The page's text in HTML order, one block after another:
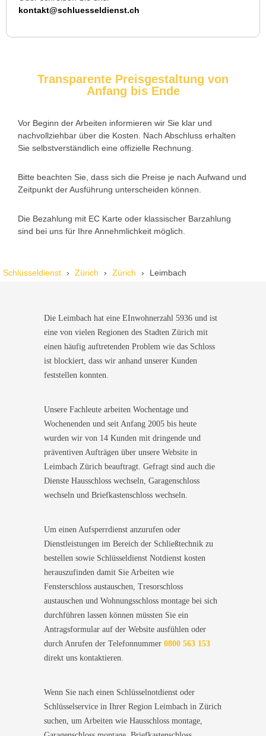
Service rufen. Techniker war schnell da, aber das Ersatzteil
Daniel W. aus Uster
Zuverlässiger Service bei einem verlorenen Haustürschlüssel.
Die Tür wurde ohne Kratzer geöffnet, nur der Preis war leicht
N Nadine H. aus Aadorf
Wir standen mit den Kindern vor verschlossener Tür – der
kontakt@schluesseldienst.ch
Transparente Preisgestaltung von
Anfang bis Ende
Vor Beginn der Arbeiten informieren wir Sie klar und
nachvollziehbar über die Kosten. Nach Abschluss erhalten
Sie selbstverständlich eine offizielle Rechnung.
Bitte beachten Sie, dass sich die Preise je nach Aufwand und
Zeitpunkt der Ausführung unterscheiden können.
Die Bezahlung mit EC Karte oder klassischer Barzahlung
sind bei uns für Ihre Annehmlichkeit möglich.
Schlüsseldienst Zürich Zürich Leimbach
Die Leimbach hat eine EInwohnerzahl 5936 und ist
eine von vielen Regionen des Stadten Zürich mit
einen häufig auftretenden Problem wie das Schloss
ist blockiert, dass wir anhand unserer Kunden
feststellen konnten.
Unsere Fachleute arbeiten Wochentage und
Wochenenden und seit Anfang 2005 bis heute
wurden wir von 14 Kunden mit dringende und
präventiven Aufträgen über unsere Website in
Leimbach Zürich beauftragt. Gefragt sind auch die
Dienste Hausschloss wechseln, Garagenschloss
wechseln und Briefkastenschloss wechseln.
Um einen Aufsperrdienst anzurufen oder
Dienstleistungen im Bereich der Schließtechnik zu
bestellen sowie Schlüsseldienst Notdienst kosten
herauszufinden damit Sie Arbeiten wie
Fensterschloss austauschen, Tresorschloss
austauschen und Wohnungsschloss montage bei sich
durchführen lassen können müssten Sie ein
Antragsformular auf der Website ausfühlen oder
durch Anrufen der Telefonnummer 0800 563 153
direkt uns kontaktieren.
Wenn Sie nach einen Schlüsselnotdienst oder
Schlüsselservice in Ihrer Region Leimbach in Zürich
suchen, um Arbeiten wie Hausschloss montage,